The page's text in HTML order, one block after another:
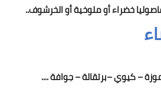
خضراء أو ملوخية أو الخرشوف..
– كيوي –برتقالة – جوافة ....